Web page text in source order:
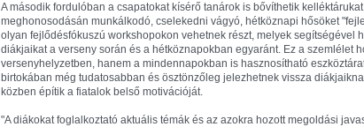
A második fordulóban a csapatokat kísérő tanárok is bővíthetik
meghonosodásán munkálkodó, cselekedni vágyó, hétköznapi hősöket
olyan fejlődésfókuszú workshopokon vehetnek részt, melyek segítségével
diákjaikat a verseny során és a hétköznapokban egyaránt. Ez a szemlélet
versenyhelyzetben, hanem a mindennapokban is hasznosítható
birtokában még tudatosabban és ösztönzőleg jelezhetnek vissza
közben építik a fiatalok belső motivációját.
"A diákokat foglalkoztató aktuális témák és az azokra hozott megoldási